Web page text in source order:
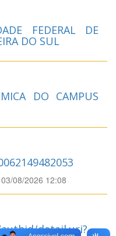
FEDERAL DE
DO SUL
DO CAMPUS
08/2026 12:08
detail.uri?